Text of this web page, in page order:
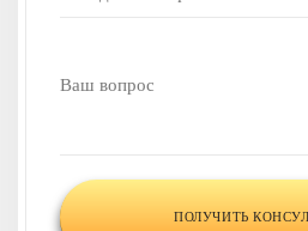
проконсультируют по всем